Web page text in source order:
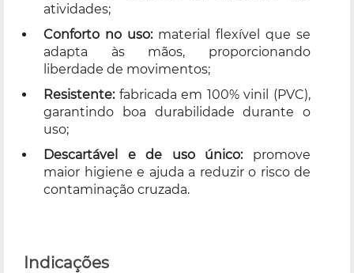
atividades;
Conforto no uso: material flexível que se
adapta às mãos, proporcionando
liberdade de movimentos;
Resistente:fabricada em 100% vinil (PVC),
garantindo boa durabilidade durante o
uso;
Descartável e de uso único: promove
maior higiene e ajuda a reduzir o risco de
contaminação cruzada.
Indicações